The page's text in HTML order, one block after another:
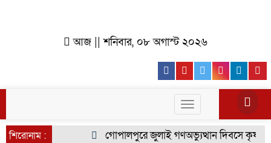
আজ || শনিবার, ০৮ অগাস্ট ২০২৬
Facebook
YoutubeTwitter
Toggle
navigation
শিরোনাম :
গোপালপুরে জুলাই গণঅভ্যুত্থান দিবসে কৃষক